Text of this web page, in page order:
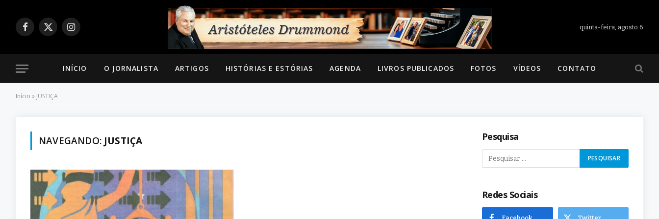
Facebook
X
Instagram
quinta-feira, agosto 6
INÍCIO O JORNALISTA ARTIGOS HISTÓRIAS E ESTÓRIAS AGENDA LIVROS PUBLICADOS FOTOS VÍDEOS CONTATO
Início » JUSTIÇA
NAVEGANDO: JUSTIÇA Pesquisa
Redes Sociais